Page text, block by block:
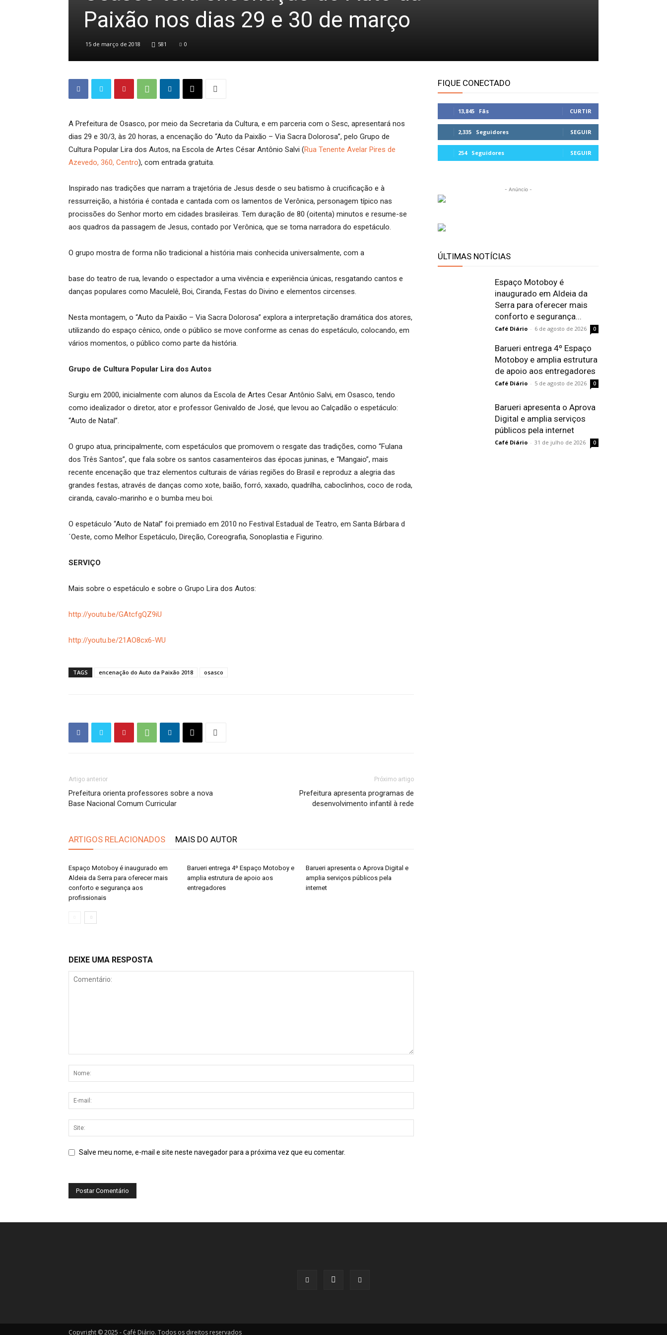
Paixão nos dias 29 e 30 de março
15 de março de 2018 581 0
A Prefeitura de Osasco, por meio da Secretaria da Cultura, e em parceria com o Sesc, apresentará nos
dias 29 e 30/3, às 20 horas, a encenação do “Auto da Paixão – Via Sacra Dolorosa”, pelo Grupo de
Cultura Popular Lira dos Autos, na Escola de Artes César Antônio Salvi (Rua Tenente Avelar Pires de
Azevedo, 360, Centro), com entrada gratuita.
Inspirado nas tradições que narram a trajetória de Jesus desde o seu batismo à crucificação e à
ressurreição, a história é contada e cantada com os lamentos de Verônica, personagem típico nas
procissões do Senhor morto em cidades brasileiras. Tem duração de 80 (oitenta) minutos e resume-se
aos quadros da passagem de Jesus, contado por Verônica, que se toma narradora do espetáculo.
O grupo mostra de forma não tradicional a história mais conhecida universalmente, com a
base do teatro de rua, levando o espectador a uma vivência e experiência únicas, resgatando cantos e
danças populares como Maculelê, Boi, Ciranda, Festas do Divino e elementos circenses.
Nesta montagem, o “Auto da Paixão – Via Sacra Dolorosa” explora a interpretação dramática dos atores,
utilizando do espaço cênico, onde o público se move conforme as cenas do espetáculo, colocando, em
vários momentos, o público como parte da história.
Grupo de Cultura Popular Lira dos Autos
Surgiu em 2000, inicialmente com alunos da Escola de Artes Cesar Antônio Salvi, em Osasco, tendo
como idealizador o diretor, ator e professor Genivaldo de José, que levou ao Calçadão o espetáculo:
“Auto de Natal”.
O grupo atua, principalmente, com espetáculos que promovem o resgate das tradições, como “Fulana
dos Três Santos”, que fala sobre os santos casamenteiros das épocas juninas, e “Mangaio”, mais
recente encenação que traz elementos culturais de várias regiões do Brasil e reproduz a alegria das
grandes festas, através de danças como xote, baião, forró, xaxado, quadrilha, caboclinhos, coco de roda,
ciranda, cavalo-marinho e o bumba meu boi.
O espetáculo “Auto de Natal” foi premiado em 2010 no Festival Estadual de Teatro, em Santa Bárbara d
´Oeste, como Melhor Espetáculo, Direção, Coreografia, Sonoplastia e Figurino.
SERVIÇO
Mais sobre o espetáculo e sobre o Grupo Lira dos Autos:
http://youtu.be/GAtcfgQZ9iU
http://youtu.be/21AO8cx6-WU
TAGS encenação do Auto da Paixão 2018 osasco
Artigo anterior
Prefeitura orienta professores sobre a nova
Base Nacional Comum Curricular
Próximo artigo
Prefeitura apresenta programas de
desenvolvimento infantil à rede
ARTIGOS RELACIONADOS MAIS DO AUTOR
Espaço Motoboy é inaugurado em
Aldeia da Serra para oferecer mais
conforto e segurança aos
profissionais
Barueri entrega 4º Espaço Motoboy e
amplia estrutura de apoio aos
entregadores
Barueri apresenta o Aprova Digital e
amplia serviços públicos pela
internet
DEIXE UMA RESPOSTA
Salve meu nome, e-mail e site neste navegador para a próxima vez que eu comentar.
FIQUE CONECTADO
13,845 Fãs CURTIR
2,335 Seguidores SEGUIR
254 Seguidores SEGUIR
- Anúncio -
ÚLTIMAS NOTÍCIAS
Espaço Motoboy é
inaugurado em Aldeia da
Serra para oferecer mais
conforto e segurança...
Café Diário - 6 de agosto de 2026 0
Barueri entrega 4º Espaço
Motoboy e amplia estrutura
de apoio aos entregadores
Café Diário - 5 de agosto de 2026 0
Barueri apresenta o Aprova
Digital e amplia serviços
públicos pela internet
Café Diário - 31 de julho de 2026 0
Copyright © 2025 - Café Diário. Todos os direitos reservados